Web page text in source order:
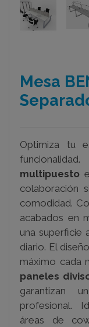
Mesa
Optimiza tu
multipuesto
colaboración
comodidad.
acabados en
una superficie
diario. El
máximo cada
paneles
garantizan
profesional.
áreas de